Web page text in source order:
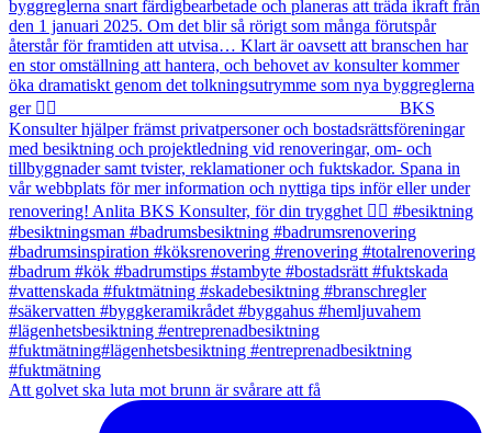
Att golvet ska luta mot brunn är svårare att få